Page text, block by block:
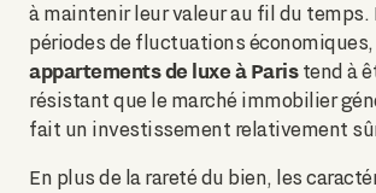
à maintenir leur valeur au fil du temps.
périodes de fluctuations économiques,
appartements de luxe à Paristend à
résistant que le marché immobilier
fait un investissement relativement
En plus de la rareté du bien, les